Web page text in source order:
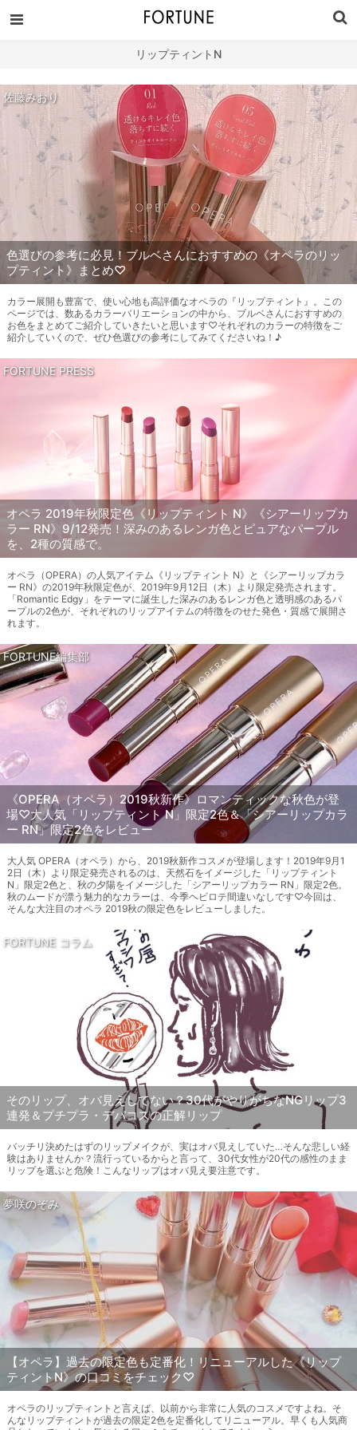
リップティントN
佐藤みおり
色選びの参考に必見！ブルベさんにおすすめの《オペラのリッ
プティント》まとめ♡
カラー展開も豊富で、使い心地も高評価なオペラの『リップティント』。この
ページでは、数あるカラーバリエーションの中から、ブルベさんにおすすめの
お色をまとめてご紹介していきたいと思います♡それぞれのカラーの特徴をご
紹介していくので、ぜひ色選びの参考にしてみてくださいね！♪
FORTUNE PRESS
オペラ 2019年秋限定色《リップティント N》《シアーリップカ
ラー RN》9/12発売！深みのあるレンガ色とピュアなパープル
を、2種の質感で。
オペラ（OPERA）の人気アイテム《リップティント N》と《シアーリップカラ
ー RN》の2019年秋限定色が、2019年9月12日（木）より限定発売されます。
「Romantic Edgy」をテーマに誕生した深みのあるレンガ色と透明感のあるパ
ープルの2色が、それぞれのリップアイテムの特徴をのせた発色・質感で展開さ
れます。
FORTUNE編集部
《OPERA（オペラ）2019秋新作》ロマンティックな秋色が登
場♡大人気「リップティント N」限定2色＆「シアーリップカラ
ー RN」限定2色をレビュー
大人気 OPERA（オペラ）から、2019秋新作コスメが登場します！2019年9月1
2日（木）より限定発売されるのは、天然石をイメージした「リップティント
N」限定2色と、秋の夕陽をイメージした「シアーリップカラー RN」限定2色。
秋のムードが漂う魅力的なカラーは、今季ヘビロテ間違いなしです♡今回は、
そんな大注目のオペラ 2019秋の限定色をレビューしました。
FORTUNE コラム
そのリップ、オバ見えしてない？30代がやりがちなNGリップ3
連発＆プチプラ・デパコスの正解リップ
バッチリ決めたはずのリップメイクが、実はオバ見えしていた…そんな悲しい経
験はありませんか？流行っているからと言って、30代女性が20代の感性のまま
リップを選ぶと危険！こんなリップはオバ見え要注意です。
夢咲のぞみ
【オペラ】過去の限定色も定番化！リニューアルした《リップ
ティントN》の口コミをチェック♡
オペラのリップティントと言えば、以前から非常に人気のコスメですよね。そ
んなリップティントが過去の限定2色を定番化してリニューアル。早くも人気商